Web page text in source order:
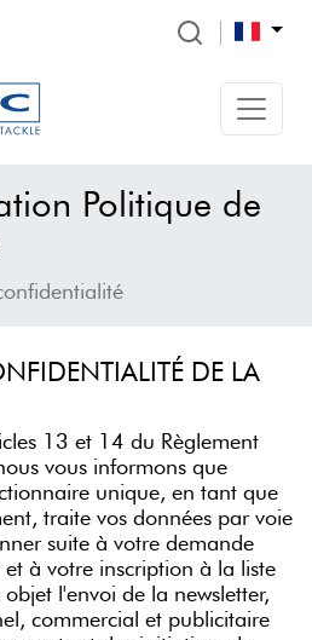
Politique de
DE LA
13 et 14 du Règlement
vous informons que
unique, en tant que
traite vos données par voie
suite à votre demande
à votre inscription à la liste
l'envoi de la newsletter,
commercial et publicitaire